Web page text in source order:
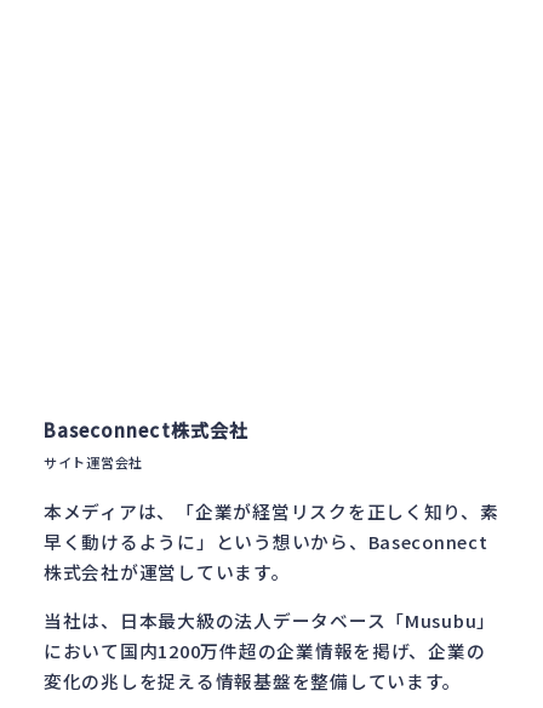
Baseconnect株式会社
サイト運営会社
本メディアは、「企業が経営リスクを正しく知り、素
早く動けるように」という想いから、Baseconnect
株式会社が運営しています。
当社は、日本最大級の法人データベース「Musubu」
において国内1200万件超の企業情報を掲げ、企業の
変化の兆しを捉える情報基盤を整備しています。